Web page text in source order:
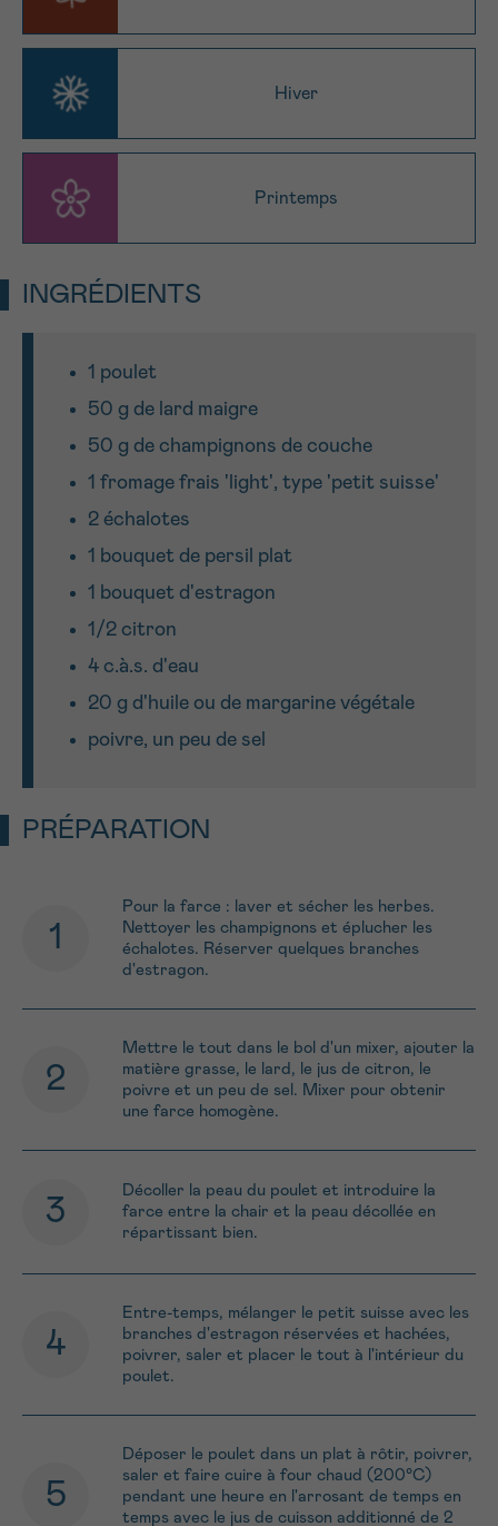
Hiver
Printemps
INGRÉDIENTS
1 poulet
50 g de lard maigre
50 g de champignons de couche
1 fromage frais 'light', type 'petit suisse'
2 échalotes
1 bouquet de persil plat
1 bouquet d'estragon
1/2 citron
4 c.à.s. d'eau
20 g d'huile ou de margarine végétale
poivre, un peu de sel
PRÉPARATION
Pour la farce : laver et sécher les herbes.
Nettoyer les champignons et éplucher les
échalotes. Réserver quelques branches
d'estragon.
Mettre le tout dans le bol d'un mixer, ajouter la
matière grasse, le lard, le jus de citron, le
poivre et un peu de sel. Mixer pour obtenir
une farce homogène.
Décoller la peau du poulet et introduire la
farce entre la chair et la peau décollée en
répartissant bien.
Entre-temps, mélanger le petit suisse avec les
branches d'estragon réservées et hachées,
poivrer, saler et placer le tout à l'intérieur du
poulet.
Déposer le poulet dans un plat à rôtir, poivrer,
saler et faire cuire à four chaud (200°C)
pendant une heure en l'arrosant de temps en
temps avec le jus de cuisson additionné de 2
J’accepte lesconditions d’utilisations
Envoyer